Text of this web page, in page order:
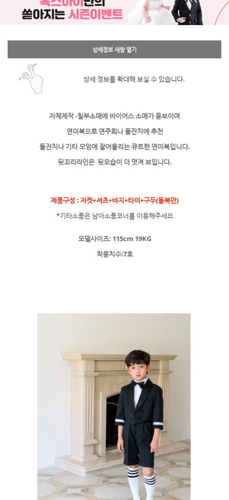
상세정보 새창 열기
상세 정보를 확대해 보실 수 있습니다.
자체제작 -칠부소매에 바이어스 소매가 돋보이며
연미복으로 연주회나 돌잔치에 추천
돌잔치나 기타 모임에 잘어울리는 큐트한 연미복입니다.
뒷꼬리라인은 뒷모습이 더 멋져 보입니다.
제품구성 : 자켓+셔츠+바지+타이+구두(돌복만)
*기타소품은 남아소품코너를 이용해주세요
모델사이즈: 115cm 19KG
착용치수:7호